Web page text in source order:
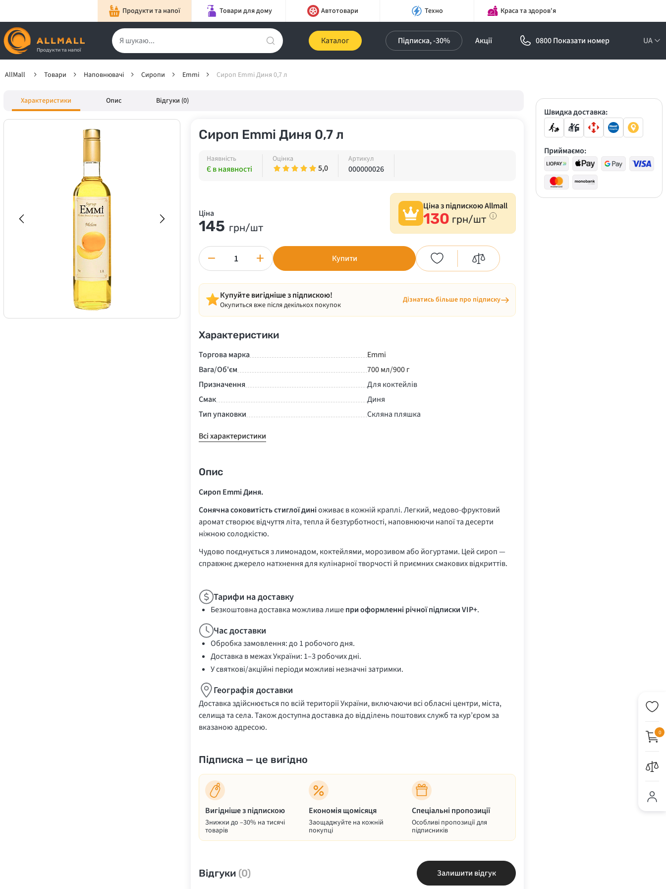
Продукти та напої Товари для дому Автотовари Техно Краса та здоров'я
Продукти та напої
Каталог Підписка, -30% Акції 0800 Показати номер UA
0
AllMall Товари Наповнювачі Сиропи Emmi Сироп Emmi Диня 0,7 л
Характеристики Опис Відгуки (0)
Сироп Emmi Диня 0,7 л
Наявність
Є в наявності
Оцінка
5,0
Артикул
000000026
Ціна
145 грн/шт
Ціна з підпискою Allmall
130 грн/шт
− + Купити
Купуйте вигідніше з підпискою!
Окупиться вже після декількох покупок
Дізнатись більше про підписку
Характеристики
Торгова марка
Emmi
Вага/Об'єм
700 мл/900 г
Призначення
Для коктейлів
Смак
Диня
Тип упаковки
Скляна пляшка
Всі характеристики
Опис
Сироп Emmi Диня.
Сонячна соковитість стиглої диніоживає в кожній краплі. Легкий, медово-фруктовий
аромат створює відчуття літа, тепла й безтурботності, наповнюючи напої та десерти
ніжною солодкістю.
Чудово поєднується з лимонадом, коктейлями, морозивом або йогуртами. Цей сироп —
справжнє джерело натхнення для кулінарної творчості й приємних смакових відкриттів.
Тарифи на доставку
Безкоштовна доставка можлива лишепри оформленні річної підписки VIP+.
Час доставки
Обробка замовлення: до 1 робочого дня.
Доставка в межах України: 1–3 робочих дні.
У святкові/акційні періоди можливі незначні затримки.
Географія доставки
Доставка здійснюється по всій території України, включаючи всі обласні центри, міста,
селища та села. Також доступна доставка до відділень поштових служб та кур’єром за
вказаною адресою.
Підписка — це вигідно
Вигідніше з підпискою
Знижки до –30% на тисячі
товарів
Економія щомісяця
Заощаджуйте на кожній
покупці
Спеціальні пропозиції
Особливі пропозиції для
підписників
Відгуки (0) Залишити відгук
Знижки до -30%
Швидка доставка:
Приймаємо: